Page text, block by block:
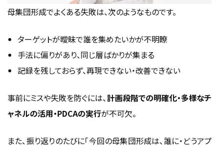
母集団形成でよくある失敗は、次のようなものです。
ターゲットが曖昧で誰を集めたいかが不明瞭
手法に偏りがあり、同じ層ばかりが集まる
記録を残しておらず、再現できない・改善できない
事前にミスや失敗を防ぐには、計画段階での明確化・多様なチ
ャネルの活用・PDCAの実行が不可欠。
また、振り返りのたびに「今回の母集団形成は、誰に・どうアプ